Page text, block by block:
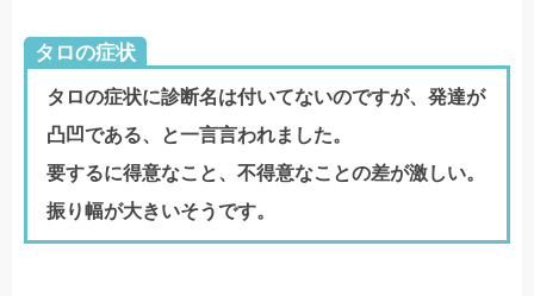
タロの症状
タロの症状に診断名は付いてないのですが、発達が
凸凹である、と一言言われました。
要するに得意なこと、不得意なことの差が激しい。
振り幅が大きいそうです。